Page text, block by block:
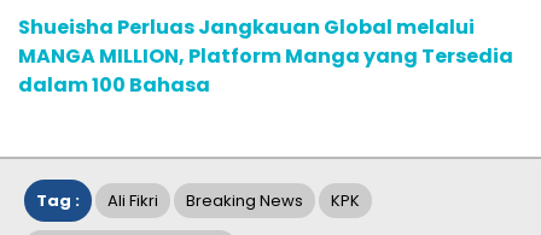
Shueisha Perluas Jangkauan Global melalui
MANGA MILLION, Platform Manga yang Tersedia
dalam 100 Bahasa
Tag : Ali Fikri Breaking News KPK